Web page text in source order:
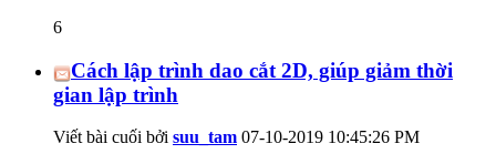
6
Cách lập trình dao cắt 2D, giúp giảm thời
gian lập trình
Viết bài cuối bởi suu_tam 07-10-2019 10:45:26 PM